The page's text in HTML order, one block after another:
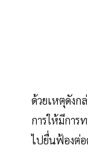
ด้วยเหตุดังก
การให้มีการ
ไปยื่นฟ้องต่อ